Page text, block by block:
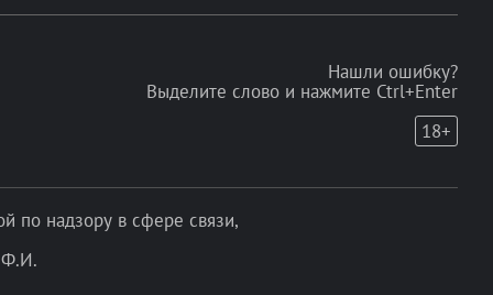
Нашли ошибку?
Выделите слово и нажмите Ctrl+Enter
18+
по надзору в сфере связи,
Ф.И.